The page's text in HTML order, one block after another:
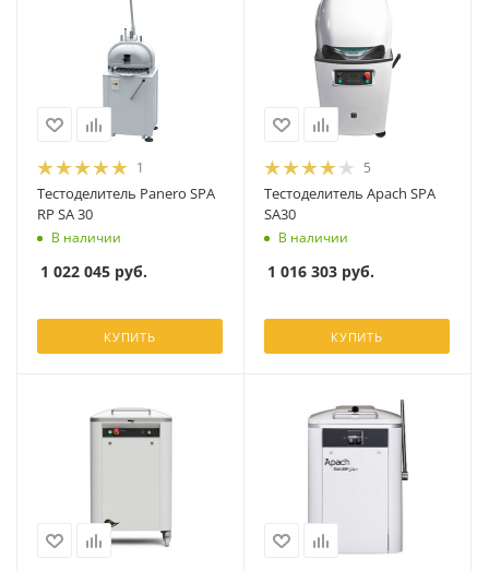
1
Тестоделитель Panero SPA
RP SA 30
В наличии
1 022 045 руб.
КУПИТЬ
5
Тестоделитель Apach SPA
SA30
В наличии
1 016 303 руб.
КУПИТЬ